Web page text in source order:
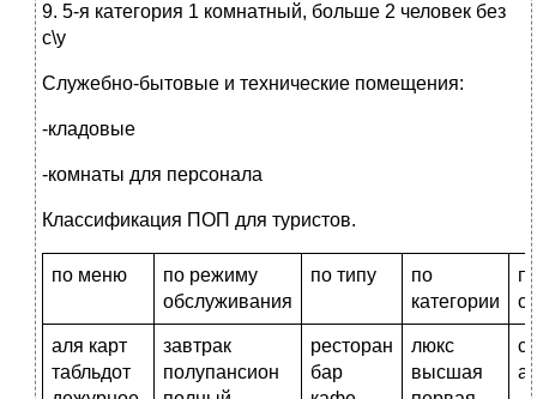
9. 5-я категория 1 комнатный, больше 2 человек без
с\у
Служебно-бытовые и технические помещения:
-кладовые
-комнаты для персонала
Классификация ПОП для туристов.
по меню
по режиму
обслуживания
по типу
по
категории
аля карт
табльдот
завтрак
полупансион
ресторан
бар
люкс
высшая